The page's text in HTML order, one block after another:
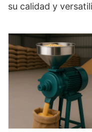
su calidad y